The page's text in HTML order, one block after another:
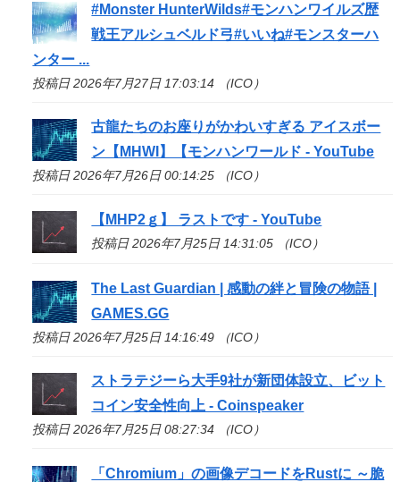
#Monster HunterWilds#モンハンワイルズ歴
戦王アルシュベルド弓#いいね#モンスターハ
ンター ...
投稿日 2026年7月27日 17:03:14 （ICO）
古龍たちのお座りがかわいすぎる アイスボー
ン【MHWI】【モンハンワールド - YouTube
投稿日 2026年7月26日 00:14:25 （ICO）
【MHP2ｇ】 ラストです - YouTube
投稿日 2026年7月25日 14:31:05 （ICO）
The Last Guardian | 感動の絆と冒険の物語 |
GAMES.GG
投稿日 2026年7月25日 14:16:49 （ICO）
ストラテジーら大手9社が新団体設立、ビット
コイン安全性向上 - Coinspeaker
投稿日 2026年7月25日 08:27:34 （ICO）
「Chromium」の画像デコードをRustに ～脆